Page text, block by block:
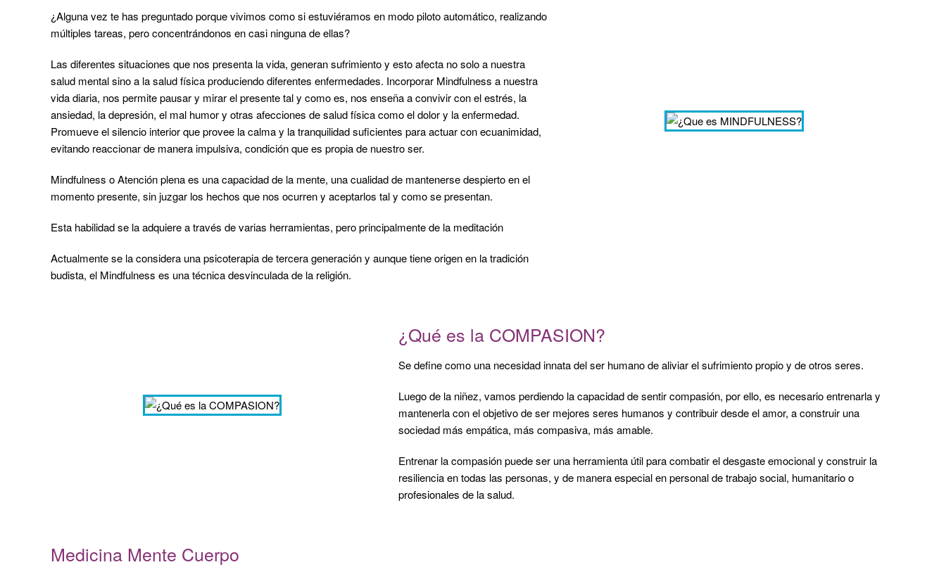
¿Alguna vez te has preguntado porque vivimos como si estuviéramos en modo piloto automático, realizando
múltiples tareas, pero concentrándonos en casi ninguna de ellas?
Las diferentes situaciones que nos presenta la vida, generan sufrimiento y esto afecta no solo a nuestra
salud mental sino a la salud física produciendo diferentes enfermedades. Incorporar Mindfulness a nuestra
vida diaria, nos permite pausar y mirar el presente tal y como es, nos enseña a convivir con el estrés, la
ansiedad, la depresión, el mal humor y otras afecciones de salud física como el dolor y la enfermedad.
Promueve el silencio interior que provee la calma y la tranquilidad suficientes para actuar con ecuanimidad,
evitando reaccionar de manera impulsiva, condición que es propia de nuestro ser.
Mindfulness o Atención plena es una capacidad de la mente, una cualidad de mantenerse despierto en el
momento presente, sin juzgar los hechos que nos ocurren y aceptarlos tal y como se presentan.
Esta habilidad se la adquiere a través de varias herramientas, pero principalmente de la meditación
Actualmente se la considera una psicoterapia de tercera generación y aunque tiene origen en la tradición
budista, el Mindfulness es una técnica desvinculada de la religión.
¿Qué es la COMPASION?
Se define como una necesidad innata del ser humano de aliviar el sufrimiento propio y de otros seres.
Luego de la niñez, vamos perdiendo la capacidad de sentir compasión, por ello, es necesario entrenarla y
mantenerla con el objetivo de ser mejores seres humanos y contribuir desde el amor, a construir una
sociedad más empática, más compasiva, más amable.
Entrenar la compasión puede ser una herramienta útil para combatir el desgaste emocional y construir la
resiliencia en todas las personas, y de manera especial en personal de trabajo social, humanitario o
profesionales de la salud.
Medicina Mente Cuerpo